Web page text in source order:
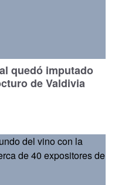
quedó imputado
de Valdivia